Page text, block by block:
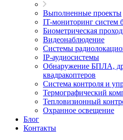
Выполненные проекты
IT-мониторинг систем
Биометрическая
Видеонаблюдение
Системы
IP-аудиосистемы
Обнаружение БПЛА,
квадракоптеров
Система контроля и
Термографический
Тепловизионный
Охранное освещение
Блог
Контакты